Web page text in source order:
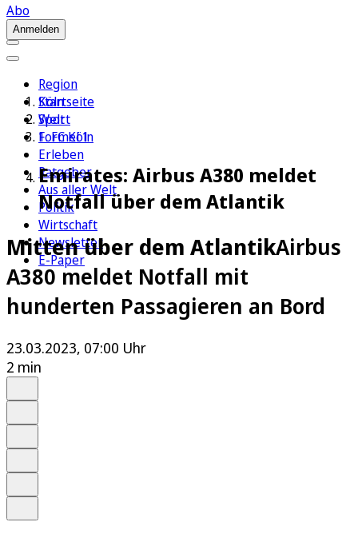
Abo
Anmelden
Region
Köln
Sport
1. FC Köln
Erleben
Ratgeber
Aus aller Welt
Politik
Wirtschaft
Newsletter
E-Paper
Startseite
Welt
Formel 1
Emirates: Airbus A380 meldet
Notfall über dem Atlantik
Mitten über dem AtlantikAirbus
A380 meldet Notfall mit
hunderten Passagieren an Bord
23.03.2023, 07:00 Uhr
2 min